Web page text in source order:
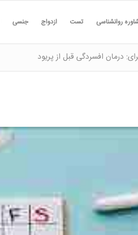
روانشناسی تست ازدواج جنسی
درمان افسردگی قبل از پریود